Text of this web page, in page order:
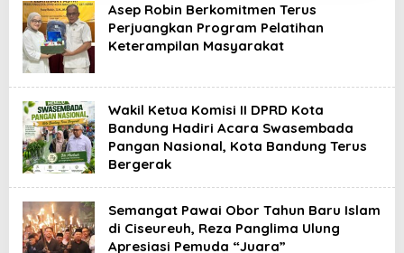
Asep Robin Berkomitmen Terus
Perjuangkan Program Pelatihan
Keterampilan Masyarakat
Wakil Ketua Komisi II DPRD Kota
Bandung Hadiri Acara Swasembada
Pangan Nasional, Kota Bandung Terus
Bergerak
Semangat Pawai Obor Tahun Baru Islam
di Ciseureuh, Reza Panglima Ulung
Apresiasi Pemuda “Juara”